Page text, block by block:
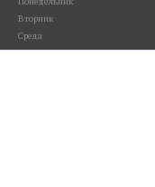
Вторник
Среда
Четверг